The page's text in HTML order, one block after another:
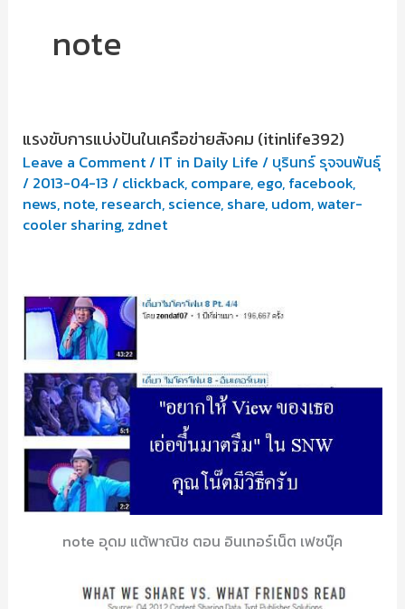
note
แรงขับการแบ่งปันในเครือข่ายสังคม (itinlife392)
Leave a Comment/ IT in Daily Life / บุรินทร์ รุจจนพันธุ์
/ 2013-04-13/ clickback, compare, ego, facebook,
news, note, research, science, share, udom,water-
cooler sharing, zdnet
note อุดม แต้พาณิช ตอน อินเทอร์เน็ต เฟซบุ๊ค